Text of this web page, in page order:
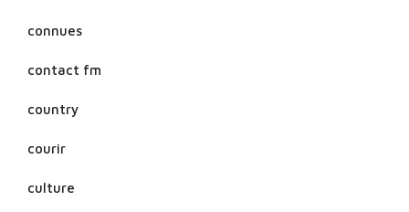
connues
contact fm
country
courir
culture